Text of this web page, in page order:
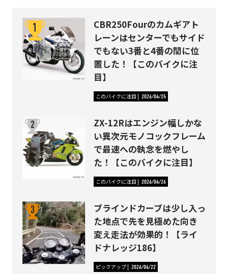
CBR250Fourのカムギアト
レーンはセンターでもサイド
でもない3番と4番の間に位
置した！【このバイクに注
目】
このバイクに注目 2026/04/25
ZX-12Rはエンジン幅しかな
い異次元モノコックフレーム
で最速への執念を燃やし
た！【このバイクに注目】
このバイクに注目 2026/04/26
ブラインドカーブは少し入っ
た地点で先を見極めた向き
変え走法が効果的！【ライ
ドナレッジ186】
ピックアップ 2026/04/22